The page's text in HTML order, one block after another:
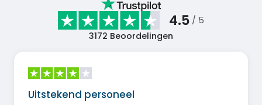
4.5 / 5
3172 Beoordelingen
Uitstekend personeel